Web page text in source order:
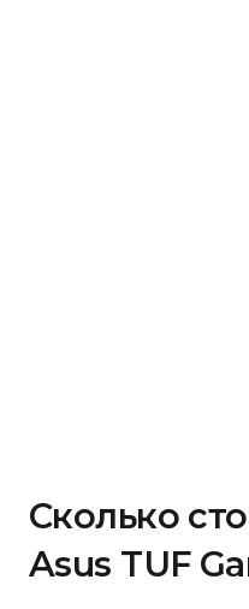
Сколько
Asus TUF